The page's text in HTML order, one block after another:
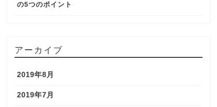
の5つのポイント
アーカイブ
2019年8月
2019年7月